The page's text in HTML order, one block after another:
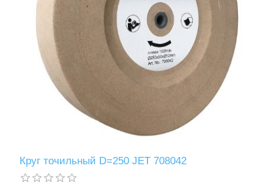
Круг точильный D=250 JET 708042